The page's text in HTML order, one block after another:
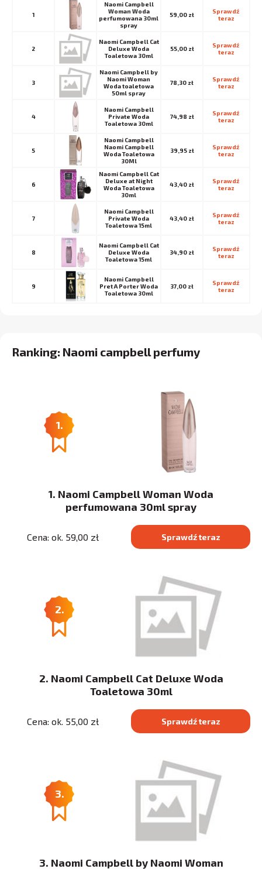
1
Naomi Campbell
Woman Woda
perfumowana 30ml
spray
59,00 zł
Sprawdź
teraz
2
Naomi Campbell Cat
Deluxe Woda
Toaletowa 30ml
55,00 zł
Sprawdź
teraz
3
Naomi Campbell by
Naomi Woman
Woda toaletowa
50ml spray
78,30 zł
Sprawdź
teraz
4
Naomi Campbell
Private Woda
Toaletowa 30ml
74,98 zł
Sprawdź
teraz
5
Naomi Campbell
Naomi Campbell
Woda Toaletowa
30Ml
39,95 zł
Sprawdź
teraz
6
Naomi Campbell Cat
Deluxe at Night
Woda Toaletowa
30ml
43,40 zł
Sprawdź
teraz
7
Naomi Campbell
Private Woda
Toaletowa 15ml
43,40 zł
Sprawdź
teraz
8
Naomi Campbell Cat
Deluxe Woda
Toaletowa 15ml
34,90 zł
Sprawdź
teraz
9
Naomi Campbell
Pret A Porter Woda
Toaletowa 30ml
37,00 zł
Sprawdź
teraz
Ranking: Naomi campbell perfumy
1.
1. Naomi Campbell Woman Woda
perfumowana 30ml spray
Cena: ok. 59,00 zł Sprawdź teraz
2.
2. Naomi Campbell Cat Deluxe Woda
Toaletowa 30ml
Cena: ok. 55,00 zł Sprawdź teraz
3.
3. Naomi Campbell by Naomi Woman